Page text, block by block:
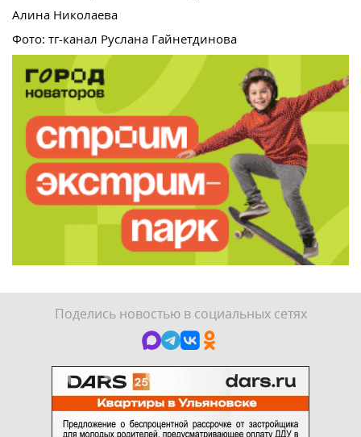
Алина Николаева
Фото: тг-канал Руслана Гайнетдинова
Поделись новостью в социальных сетях